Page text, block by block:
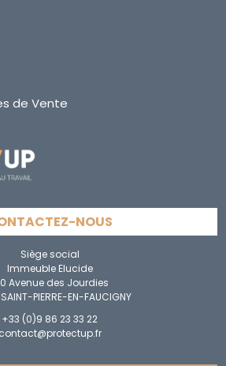
de Vente
NOUS
Siège social
Immeuble Elucide
Avenue des Jourdies
PIERRE-EN-FAUCIGNY
+33 (0)9 86 23 33 22
contact@protectup.fr